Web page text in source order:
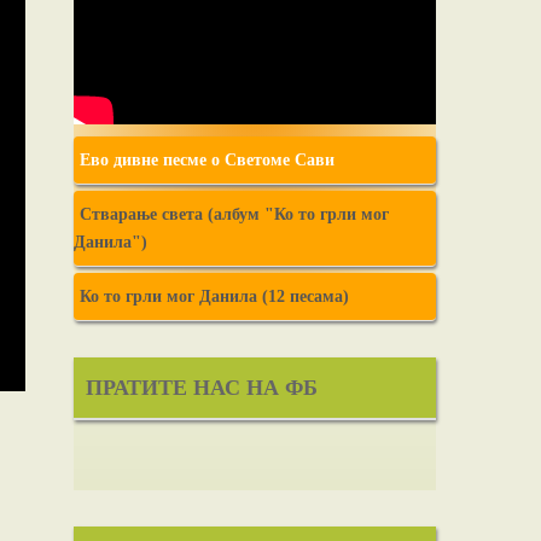
Ево дивне песме о Светоме Сави
Стварање света (албум "Ко то грли мог
Данила")
Ко то грли мог Данила (12 песама)
ПРАТИТЕ НАС НА ФБ